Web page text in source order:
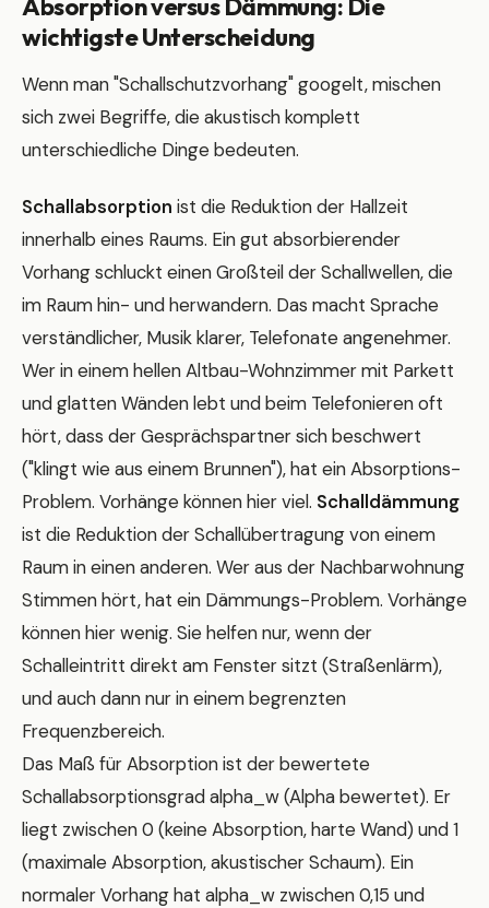
Absorption versus Dämmung: Die
wichtigste Unterscheidung
Wenn man "Schallschutzvorhang" googelt, mischen
sich zwei Begriffe, die akustisch komplett
unterschiedliche Dinge bedeuten.
Schallabsorption ist die Reduktion der Hallzeit
innerhalb eines Raums. Ein gut absorbierender
Vorhang schluckt einen Großteil der Schallwellen, die
im Raum hin- und herwandern. Das macht Sprache
verständlicher, Musik klarer, Telefonate angenehmer.
Wer in einem hellen Altbau-Wohnzimmer mit Parkett
und glatten Wänden lebt und beim Telefonieren oft
hört, dass der Gesprächspartner sich beschwert
("klingt wie aus einem Brunnen"), hat ein Absorptions-
Problem. Vorhänge können hier viel. Schalldämmung
ist die Reduktion der Schallübertragung von einem
Raum in einen anderen. Wer aus der Nachbarwohnung
Stimmen hört, hat ein Dämmungs-Problem. Vorhänge
können hier wenig. Sie helfen nur, wenn der
Schalleintritt direkt am Fenster sitzt (Straßenlärm),
und auch dann nur in einem begrenzten
Frequenzbereich.
Das Maß für Absorption ist der bewertete
Schallabsorptionsgrad alpha_w (Alpha bewertet). Er
liegt zwischen 0 (keine Absorption, harte Wand) und 1
(maximale Absorption, akustischer Schaum). Ein
normaler Vorhang hat alpha_w zwischen 0,15 und